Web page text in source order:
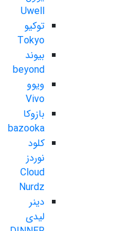
Uwell
توکیو
Tokyo
بیوند
beyond
ویوو
Vivo
بازوکا
bazooka
کلود
نوردز
Cloud
Nurdz
دینر
لیدی